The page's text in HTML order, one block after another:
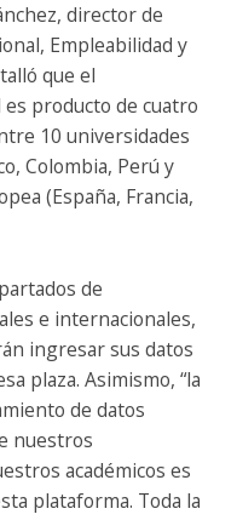
director de
Empleabilidad y
que el
producto de cuatro
10 universidades
Colombia, Perú y
(España, Francia,
de
e internacionales,
ingresar sus datos
plaza. Asimismo, “la
de datos
nuestros
académicos es
plataforma. Toda la